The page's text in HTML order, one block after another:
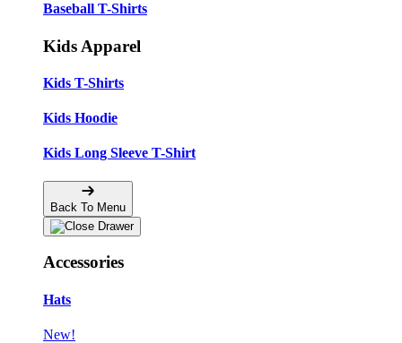
Baseball T-Shirts
Kids Apparel
Kids T-Shirts
Kids Hoodie
Kids Long Sleeve T-Shirt
Back To Menu
Accessories
Hats
New!